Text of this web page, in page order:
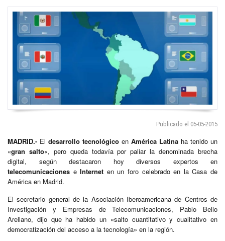
Publicado el 05-05-2015
MADRID.- El desarrollo tecnológico en América Latina ha tenido un
«gran salto«, pero queda todavía por paliar la denominada brecha
digital, según destacaron hoy diversos expertos en
telecomunicaciones eInternet en un foro celebrado en la Casa de
América en Madrid.
El secretario general de la Asociación Iberoamericana de Centros de
Investigación y Empresas de Telecomunicaciones, Pablo Bello
Arellano, dijo que ha habido un «salto cuantitativo y cualitativo en
democratización del acceso a la tecnología» en la región.